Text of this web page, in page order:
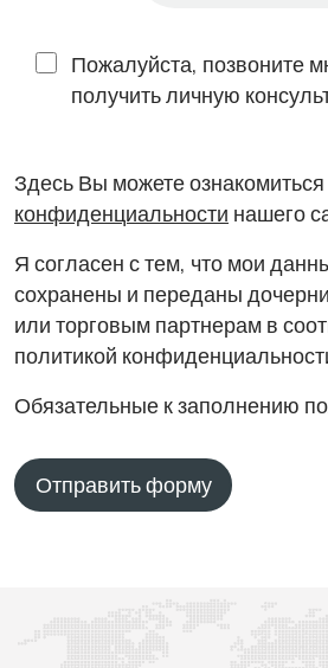
Пожалуйста, позвоните
получить личную
Здесь Вы можете ознакомиться
конфиденциальности нашего
Я согласен с тем, что мои
сохранены и переданы
или торговым партнерам в
политикой
Обязательные к заполнению
Отправить форму